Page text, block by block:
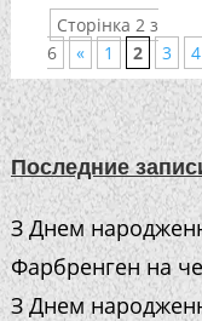
Сторінка 2 з
6
« 1 2 3 4
Последние
З Днем
Фарбренген на
З Днем